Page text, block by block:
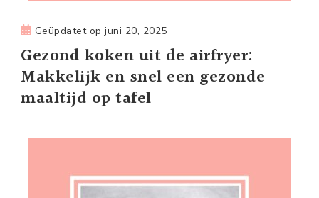
Geüpdatet opjuni 20, 2025
Gezond koken uit de airfryer:
Makkelijk en snel een gezonde
maaltijd op tafel